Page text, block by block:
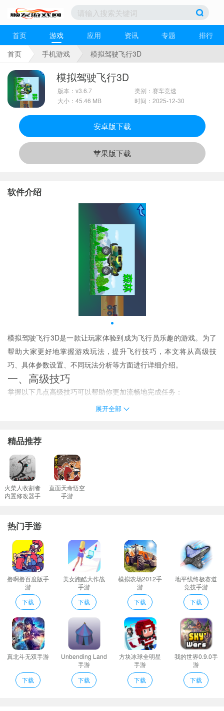
首页 游戏 应用 资讯 专题
排行
首页
手机游戏 模拟驾驶飞行3D
模拟驾驶飞行3D
版本：v3.6.7
大小：45.46 MB
类别：赛车竞速
时间：2025-12-30
安卓版下载
苹果版下载
软件介绍
模拟驾驶飞行3D是一款让玩家体验到成为飞行员乐趣的游戏。为了
帮助大家更好地掌握游戏玩法，提升飞行技巧，本文将从高级技
巧、具体参数设置、不同玩法分析等方面进行详细介绍。
一、高级技巧
掌握以下几点高级技巧可以帮助你更加流畅地完成任务：
在起飞和降落时，保持飞机平稳是关键。通
展开全部
精品推荐
火柴人收割者
内置修改器手
直面天命悟空
手游
热门手游
撸啊撸百度版手
游
下载
美女跑酷大作战
手游
下载
模拟农场2012手
游
下载
地平线终极赛道
竞技手游
下载
真北斗无双手游
下载
Unbending Land
手游
下载
方块冰球全明星
手游
下载
我的世界0.9.0手
游
下载